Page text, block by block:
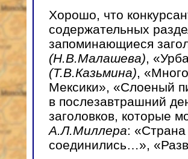
Хорошо, что
содержательных
запоминающиеся
(Н.В.Малашева) ,
(Т.В.Казьмина) ,
Мексики», «Слоеный
в послезавтрашний
заголовков, которые
А.Л.Миллера:
соединились…»,